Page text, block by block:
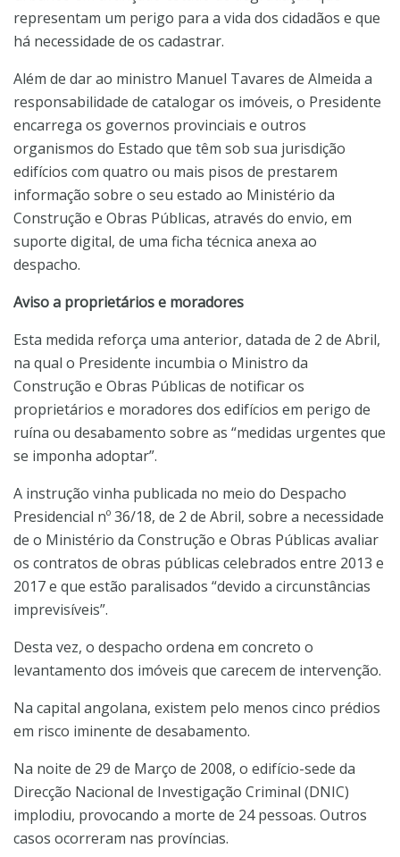
representam um perigo para a vida dos cidadãos e que
há necessidade de os cadastrar.
Além de dar ao ministro Manuel Tavares de Almeida a
responsabilidade de catalogar os imóveis, o Presidente
encarrega os governos provinciais e outros
organismos do Estado que têm sob sua jurisdição
edifícios com quatro ou mais pisos de prestarem
informação sobre o seu estado ao Ministério da
Construção e Obras Públicas, através do envio, em
suporte digital, de uma ficha técnica anexa ao
despacho.
Aviso a proprietários e moradores
Esta medida reforça uma anterior, datada de 2 de Abril,
na qual o Presidente incumbia o Ministro da
Construção e Obras Públicas de notificar os
proprietários e moradores dos edifícios em perigo de
ruína ou desabamento sobre as “medidas urgentes que
se imponha adoptar”.
A instrução vinha publicada no meio do Despacho
Presidencial nº 36/18, de 2 de Abril, sobre a necessidade
de o Ministério da Construção e Obras Públicas avaliar
os contratos de obras públicas celebrados entre 2013 e
2017 e que estão paralisados “devido a circunstâncias
imprevisíveis”.
Desta vez, o despacho ordena em concreto o
levantamento dos imóveis que carecem de intervenção.
Na capital angolana, existem pelo menos cinco prédios
em risco iminente de desabamento.
Na noite de 29 de Março de 2008, o edifício-sede da
Direcção Nacional de Investigação Criminal (DNIC)
implodiu, provocando a morte de 24 pessoas. Outros
casos ocorreram nas províncias.